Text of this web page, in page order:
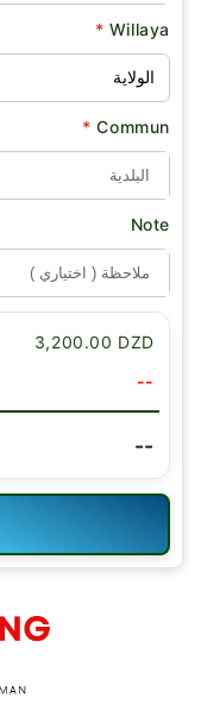
Willaya
*
Commun
*
Note
3,200.00 DZD
--
--